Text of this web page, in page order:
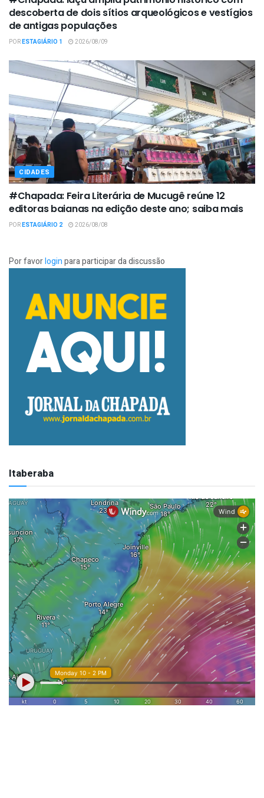
descoberta de dois sítios arqueológicos e vestígios
de antigas populações
PORESTAGIÁRIO 1 2026/08/09
CIDADES
#Chapada: Feira Literária de Mucugê reúne 12
editoras baianas na edição deste ano; saiba mais
PORESTAGIÁRIO 2 2026/08/08
Por favorloginpara participar da discussão
Itaberaba